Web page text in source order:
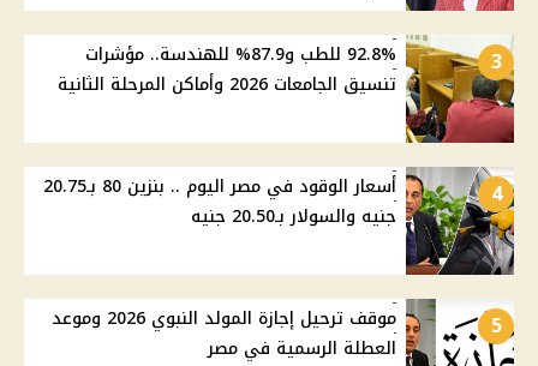
3
92.8% للطب و87.9% للهندسة.. مؤشرات
تنسيق الجامعات 2026 وأماكن المرحلة الثانية
4
أسعار الوقود في مصر اليوم .. بنزين 80 بـ20.75
جنيه والسولار بـ20.50 جنيه
5
موقف ترحيل إجازة المولد النبوي 2026 وموعد
العطلة الرسمية في مصر